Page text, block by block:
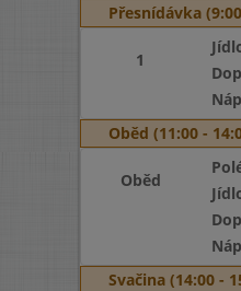
Přesnídávka
1
Oběd (11:00 -
Oběd
Svačina (14:00 -